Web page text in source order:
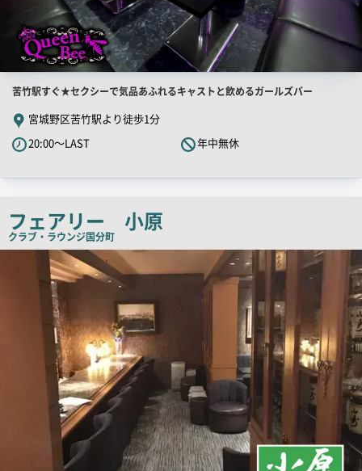
店
舗
PR
キ
コ
ピ
苦竹駅すぐ★セクシーで気品あふれるキャストと飲めるガールズバー
宮城野区苦竹駅より徒歩1分
20:00～LAST
年中無休
フェアリー 小原
クラブ・ラウンジ国分町
店